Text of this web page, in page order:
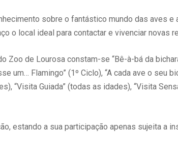
sobre o fantástico mundo das aves
o local ideal para contactar e vivenciar novas
de Lourosa constam-se “Bê-à-bá da
um… Flamingo” (1º Ciclo), “A cada ave o seu
“Visita Guiada” (todas as idades), “Visita
estando a sua participação apenas sujeita a